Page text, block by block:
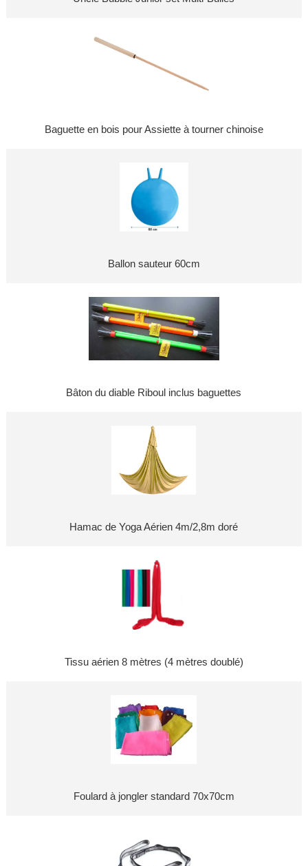
Baguette en bois pour Assiette à tourner chinoise
Ballon sauteur 60cm
Bâton du diable Riboul inclus baguettes
Hamac de Yoga Aérien 4m/2,8m doré
Tissu aérien 8 mètres (4 mètres doublé)
Foulard à jongler standard 70x70cm